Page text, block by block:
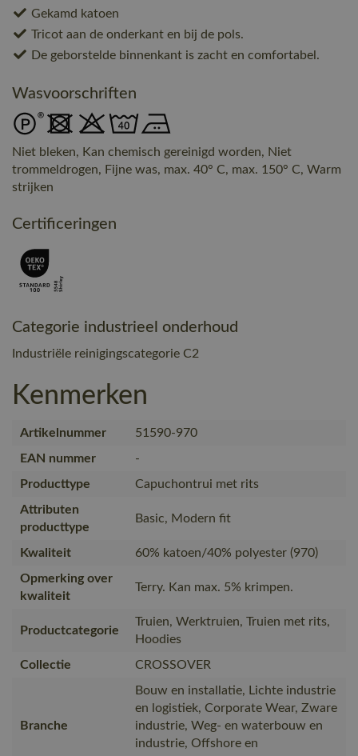
Gekamd katoen
Tricot aan de onderkant en bij de pols.
De geborstelde binnenkant is zacht en comfortabel.
Wasvoorschriften
Niet bleken, Kan chemisch gereinigd worden, Niet
trommeldrogen, Fijne was, max. 40° C, max. 150° C, Warm
strijken
Certificeringen
Categorie industrieel onderhoud
Industriële reinigingscategorie C2
Kenmerken
Artikelnummer
51590-970
EAN nummer
-
Producttype
Capuchontrui met rits
Attributen
producttype
Basic, Modern fit
Kwaliteit
60% katoen/40% polyester (970)
Opmerking over
kwaliteit
Terry. Kan max. 5% krimpen.
Productcategorie
Truien, Werktruien, Truien met rits,
Hoodies
Collectie
CROSSOVER
Branche
Bouw en installatie, Lichte industrie
en logistiek, Corporate Wear, Zware
industrie, Weg- en waterbouw en
industrie, Offshore en